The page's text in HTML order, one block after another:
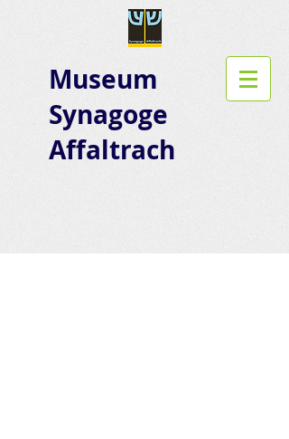
Museum
Synagoge
Affaltrach